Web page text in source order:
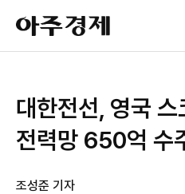
아
주
경
대한전선, 영국
전력망 650억 수
조성준 기자